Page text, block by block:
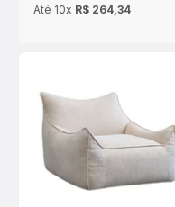
Até 10x R$ 264,34